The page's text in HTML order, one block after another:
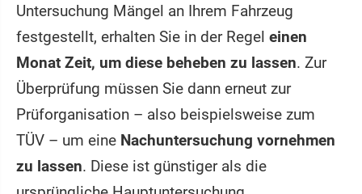
Untersuchung Mängel an Ihrem Fahrzeug
festgestellt, erhalten Sie in der Regel einen
Monat Zeit, um diese beheben zu lassen. Zur
Überprüfung müssen Sie dann erneut zur
Prüforganisation – also beispielsweise zum
TÜV – um eine Nachuntersuchung vornehmen
zu lassen. Diese ist günstiger als die